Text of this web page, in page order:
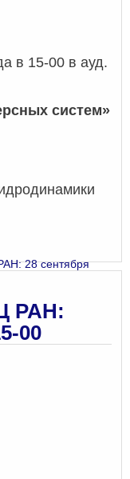
в 15-00 в ауд.
систем»
28 сентября
РАН:
00